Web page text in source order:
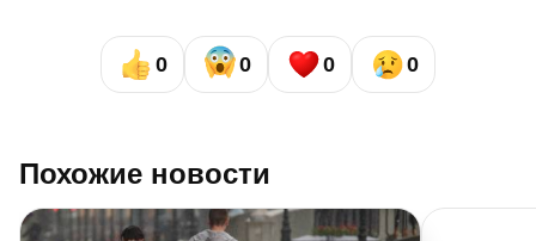
0 0 0 0
Похожие новости